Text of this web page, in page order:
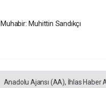
Muhabir: Muhittin Sandıkçı
Anadolu Ajansı (AA), İhlas Haber